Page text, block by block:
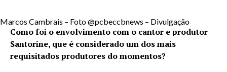
Marcos Cambrais – Foto @pcbeccbnews – Divulgação
Como foi o envolvimento com o cantor e produtor
Santorine, que é considerado um dos mais
requisitados produtores do momentos?